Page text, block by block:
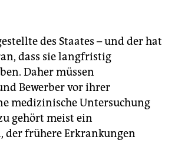
des Staates – und der hat
dass sie langfristig
Daher müssen
Bewerber vor ihrer
medizinische Untersuchung
gehört meist ein
der frühere Erkrankungen